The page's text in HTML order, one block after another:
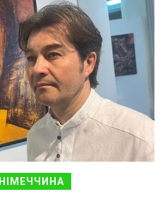
НІМЕЧЧИНА